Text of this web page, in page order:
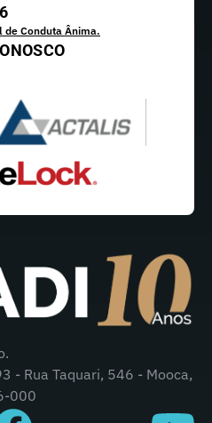
de Conduta Ânima.
- Rua Taquari, 546 - Mooca,
000